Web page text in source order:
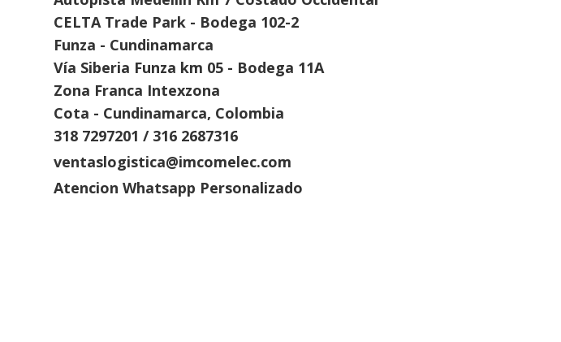
CELTA Trade Park - Bodega 102-2
Funza - Cundinamarca
Vía Siberia Funza km 05 - Bodega 11A
Zona Franca Intexzona
Cota - Cundinamarca, Colombia
318 7297201 / 316 2687316
ventaslogistica@imcomelec.com
Atencion Whatsapp Personalizado